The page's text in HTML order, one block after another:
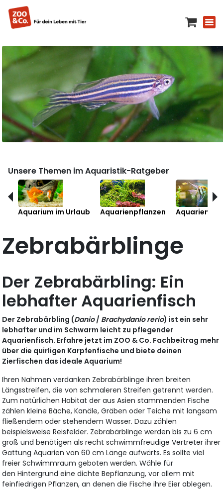
Unsere Themen im Aquaristik-Ratgeber
Aquarium im Urlaub Aquarienpflanzen
Zebrabärblinge
Der Zebrabärbling: Ein
lebhafter Aquarienfisch
Der Zebrabärbling (Danio/ Brachydanio rerio) ist ein sehr
lebhafter und im Schwarm leicht zu pflegender
Aquarienfisch. Erfahre jetzt im ZOO & Co. Fachbeitrag mehr
über die quirligen Karpfenfische und biete deinen
Zierfischen das ideale Aquarium!
Ihren Nahmen verdanken Zebrabärblinge ihren breiten
Längsstreifen, die von schmaleren Streifen getrennt werden.
Zum natürlichen Habitat der aus Asien stammenden Fische
zählen kleine Bäche, Kanäle, Gräben oder Teiche mit langsam
fließendem oder stehendem Wasser. Dazu zählen
beispielsweise Reisfelder. Zebrabärblinge werden bis zu 6 cm
groß und benötigen als recht schwimmfreudige Vertreter ihrer
Gattung Aquarien von 60 cm Länge aufwärts. Es sollte viel
freier Schwimmraum geboten werden. Wähle für
den Hintergrund eine dichte Bepflanzung, vor allem mit
feinfiedrigen Pflanzen, an denen die Fische ihre Eier ablegen.